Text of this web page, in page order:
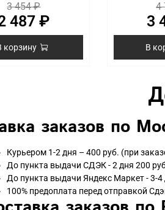
3 454 ₽
487 ₽
корзину
4
3
В
заказов по
Курьером 1-2 дня – 400 руб. (при
До пункта выдачи СДЭК - 2 дня 200
До пункта выдачи Яндекс Маркет - 3-4
100% предоплата перед отправкой